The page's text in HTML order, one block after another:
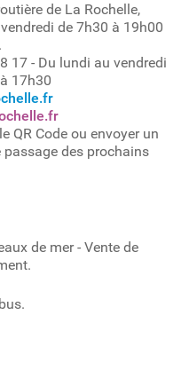
de La Rochelle,
de 7h30 à 19h00
17 - Du lundi au vendredi
17h30
QR Code ou envoyer un
passage des prochains
de mer - Vente de